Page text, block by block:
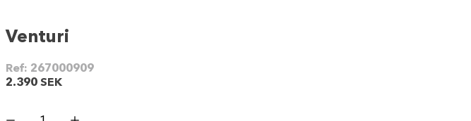
Venturi
Ref: 267000909
2.390 SEK